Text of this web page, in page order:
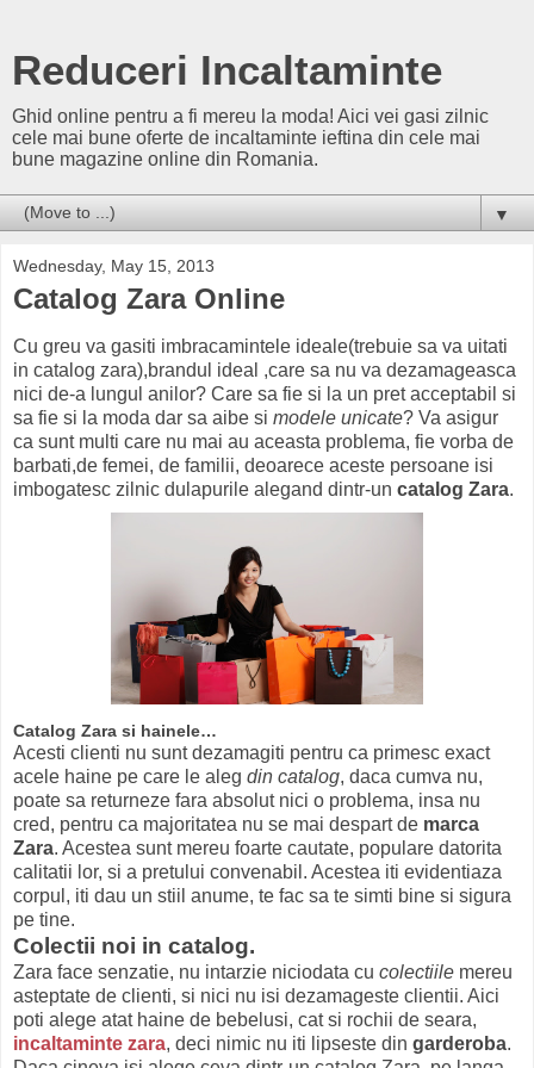
Reduceri Incaltaminte
Ghid online pentru a fi mereu la moda! Aici vei gasi zilnic
cele mai bune oferte de incaltaminte ieftina din cele mai
bune magazine online din Romania.
▼
Wednesday, May 15, 2013
Catalog Zara Online
Cu greu va gasiti imbracamintele ideale(trebuie sa va uitati
in catalog zara),brandul ideal ,care sa nu va dezamageasca
nici de-a lungul anilor? Care sa fie si la un pret acceptabil si
sa fie si la moda dar sa aibe si modele unicate? Va asigur
ca sunt multi care nu mai au aceasta problema, fie vorba de
barbati,de femei, de familii, deoarece aceste persoane isi
imbogatesc zilnic dulapurile alegand dintr-un catalog Zara.
Catalog Zara si hainele…
Acesti clienti nu sunt dezamagiti pentru ca primesc exact
acele haine pe care le aleg din catalog, daca cumva nu,
poate sa returneze fara absolut nici o problema, insa nu
cred, pentru ca majoritatea nu se mai despart de marca
Zara. Acestea sunt mereu foarte cautate, populare datorita
calitatii lor, si a pretului convenabil. Acestea iti evidentiaza
corpul, iti dau un stiil anume, te fac sa te simti bine si sigura
pe tine.
Colectii noi in catalog.
Zara face senzatie, nu intarzie niciodata cu colectiile mereu
asteptate de clienti, si nici nu isi dezamageste clientii. Aici
poti alege atat haine de bebelusi, cat si rochii de seara,
incaltaminte zara, deci nimic nu iti lipseste din garderoba.